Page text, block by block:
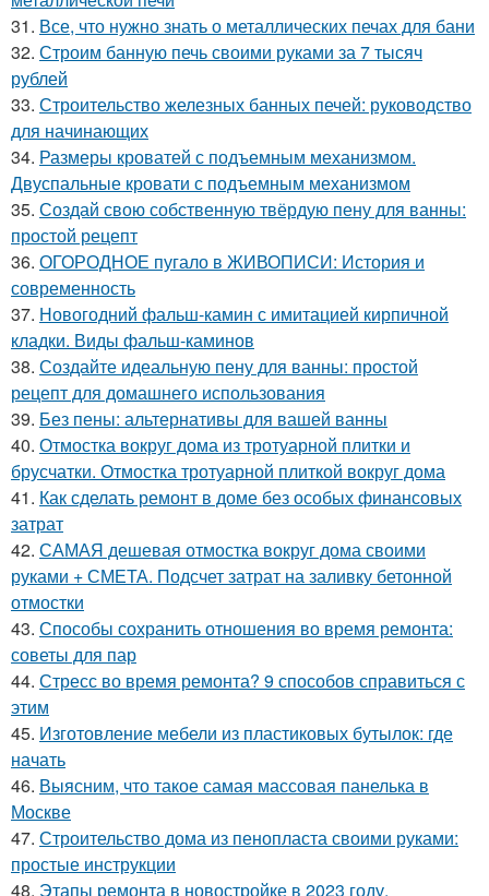
31. Все, что нужно знать о металлических печах для бани
32. Строим банную печь своими руками за 7 тысяч
рублей
33. Строительство железных банных печей: руководство
для начинающих
34. Размеры кроватей с подъемным механизмом.
Двуспальные кровати с подъемным механизмом
35. Создай свою собственную твёрдую пену для ванны:
простой рецепт
36. ОГОРОДНОЕ пугало в ЖИВОПИСИ: История и
современность
37. Новогодний фальш-камин с имитацией кирпичной
кладки. Виды фальш-каминов
38. Создайте идеальную пену для ванны: простой
рецепт для домашнего использования
39. Без пены: альтернативы для вашей ванны
40. Отмостка вокруг дома из тротуарной плитки и
брусчатки. Отмостка тротуарной плиткой вокруг дома
41. Как сделать ремонт в доме без особых финансовых
затрат
42. САМАЯ дешевая отмостка вокруг дома своими
руками + СМЕТА. Подсчет затрат на заливку бетонной
отмостки
43. Способы сохранить отношения во время ремонта:
советы для пар
44. Стресс во время ремонта? 9 способов справиться с
этим
45. Изготовление мебели из пластиковых бутылок: где
начать
46. Выясним, что такое самая массовая панелька в
Москве
47. Строительство дома из пенопласта своими руками:
простые инструкции
48. Этапы ремонта в новостройке в 2023 году.